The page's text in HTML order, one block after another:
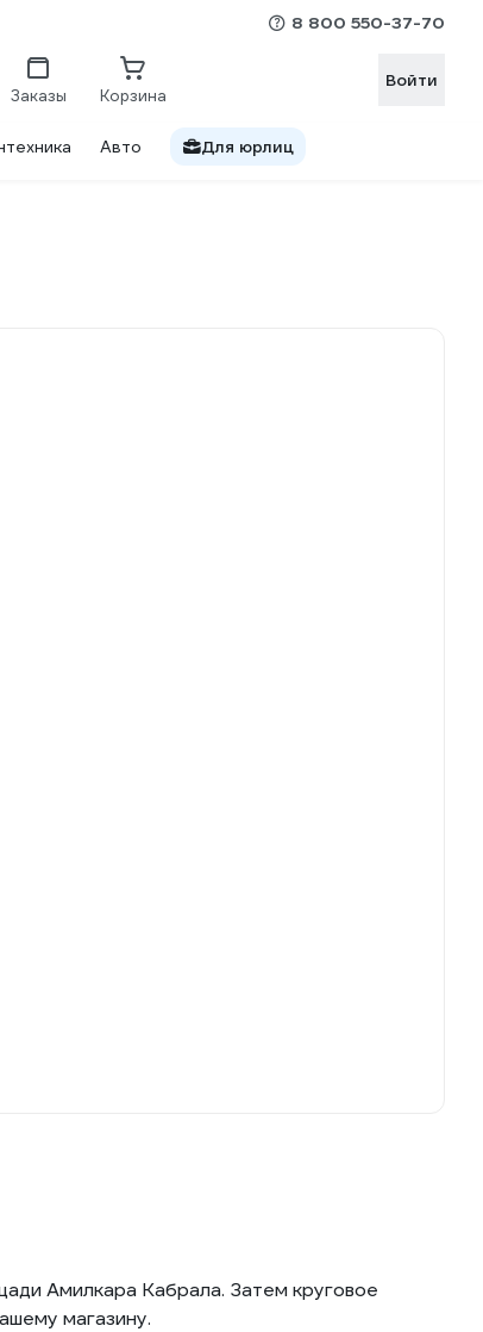
8 800 550-37-70
Заказы Корзина
Войти
Авто Для юрлиц
Амилкара Кабрала. Затем круговое
магазину.